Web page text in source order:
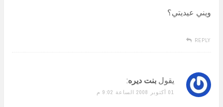
ويني عيديتي؟
REPLY
يقول بنت ديره:
01 أكتوبر 2008 الساعة 9:02 م